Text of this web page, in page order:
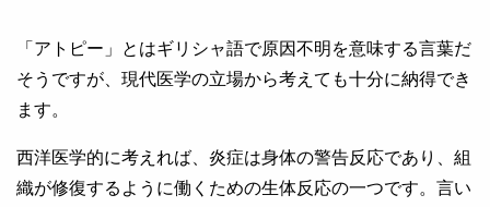
「アトピー」とはギリシャ語で原因不明を意味する言葉だ
そうですが、現代医学の立場から考えても十分に納得でき
ます。
西洋医学的に考えれば、炎症は身体の警告反応であり、組
織が修復するように働くための生体反応の一つです。言い